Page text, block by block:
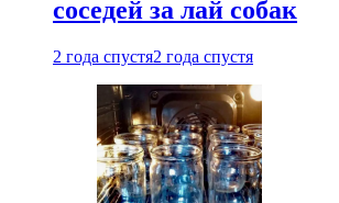
соседей за лай собак
2 года спустя2 года спустя